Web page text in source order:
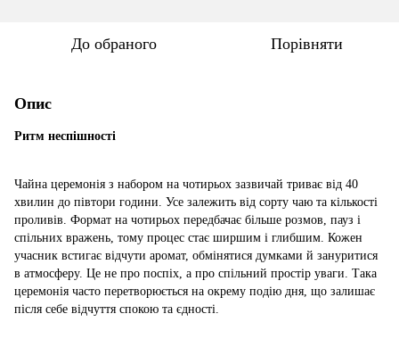
До обраного Порівняти
Опис
Ритм неспішності
Чайна церемонія з набором на чотирьох зазвичай триває від 40
хвилин до півтори години. Усе залежить від сорту чаю та кількості
проливів. Формат на чотирьох передбачає більше розмов, пауз і
спільних вражень, тому процес стає ширшим і глибшим. Кожен
учасник встигає відчути аромат, обмінятися думками й зануритися
в атмосферу. Це не про поспіх, а про спільний простір уваги. Така
церемонія часто перетворюється на окрему подію дня, що залишає
після себе відчуття спокою та єдності.